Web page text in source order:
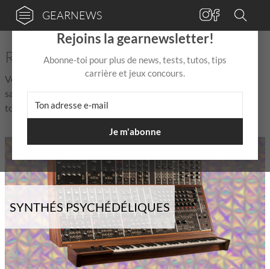
GEARNEWS
Roland - Actualités et rumeurs
Vous cherchez des actualités, rumeurs et tout ce qu'il faut
savoir sur Roland ? Vous êtes au bon endroit ! Retrouvez ici
toutes les nouvelles – toujours à jour !
SYNTHÉS PSYCHÉDÉLIQUES
×
Rejoins la gearnewsletter!
Abonne-toi pour plus de news, tests, tutos, tips
carrière et jeux concours.
Je m'abonne